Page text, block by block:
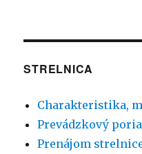
STRELNICA
Charakteristika,
Prevádzkový
Prenájom